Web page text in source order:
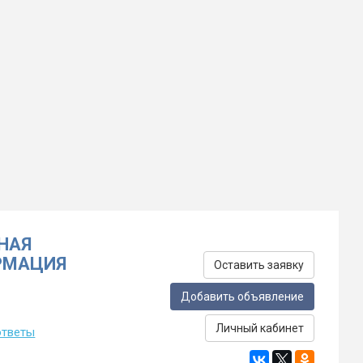
Оставить заявку
Добавить объявление
Личный кабинет